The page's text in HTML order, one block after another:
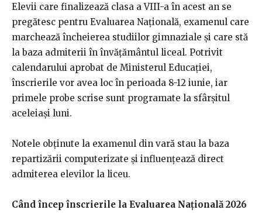
Elevii care finalizează clasa a VIII-a în acest an se
pregătesc pentru Evaluarea Națională, examenul care
marchează încheierea studiilor gimnaziale și care stă
la baza admiterii în învățământul liceal. Potrivit
calendarului aprobat de Ministerul Educației,
înscrierile vor avea loc în perioada 8-12 iunie, iar
primele probe scrise sunt programate la sfârșitul
aceleiași luni.
Notele obținute la examenul din vară stau la baza
repartizării computerizate și influențează direct
admiterea elevilor la liceu.
Când încep înscrierile la Evaluarea Națională 2026